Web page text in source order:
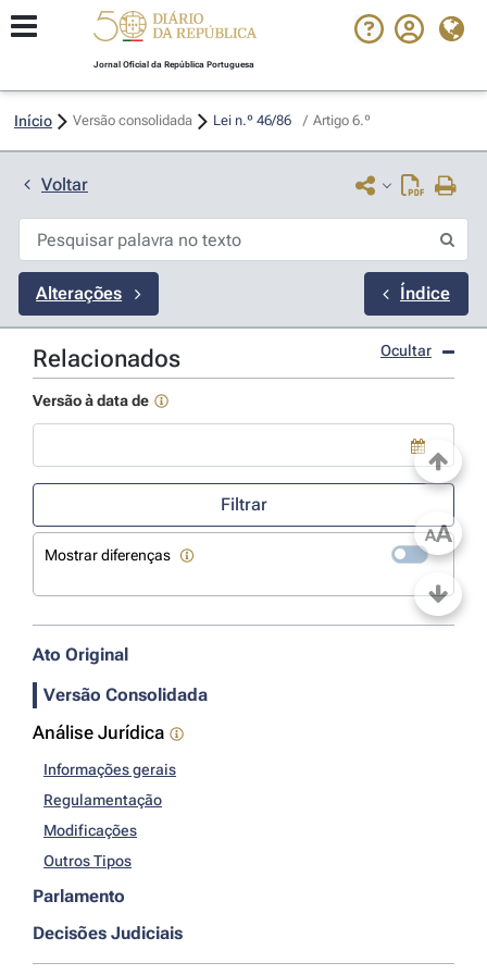
Jornal Oficial da República Portuguesa
Início Versão consolidada Lei n.º 46/86 / Artigo 6.º
Voltar
Alterações Índice
Relacionados Ocultar
Versão à data de
Use a tecla de seta para baixo para abrir o calendário; Use as
Filtrar
Mostrar diferenças
Ato Original
Versão Consolidada
Análise Jurídica
Informações gerais
Regulamentação
Modificações
Outros Tipos
Parlamento
Decisões Judiciais
AA